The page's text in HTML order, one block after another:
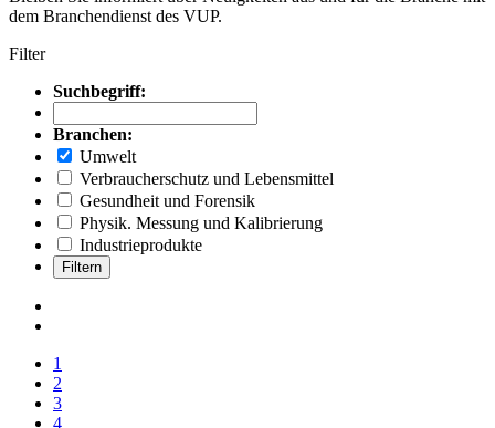
dem Branchendienst des VUP.
Filter
Suchbegriff:
Branchen:
Umwelt
Verbraucherschutz und Lebensmittel
Gesundheit und Forensik
Physik. Messung und Kalibrierung
Industrieprodukte
Filtern
1
2
3
4